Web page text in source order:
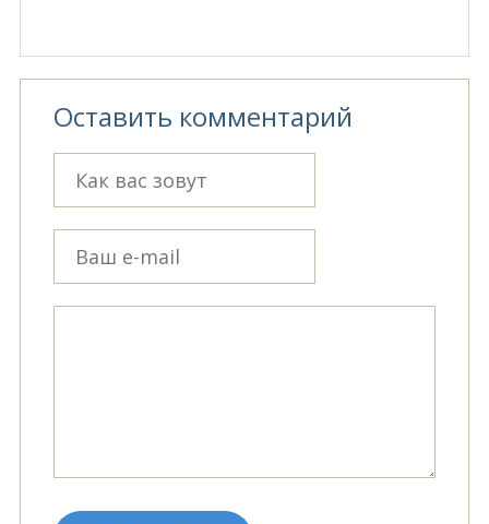
Оставить комментарий